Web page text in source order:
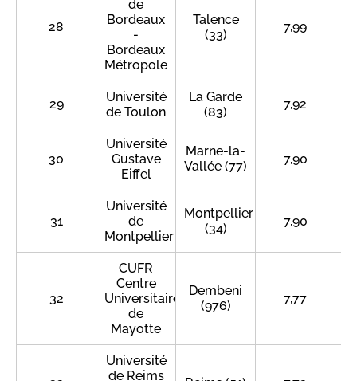
28
de
Bordeaux
-
Bordeaux
Métropole
Talence
(33)
7,99
29
Université
de Toulon
La Garde
(83)
7,92
30
Université
Gustave
Eiffel
Marne-la-
Vallée (77)
7,90
31
Université
de
Montpellier
Montpellier
(34)
7,90
32
CUFR
Centre
Universitaire
de
Mayotte
Dembeni
(976)
7,77
Université
de Reims